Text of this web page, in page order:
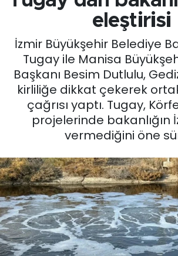
eleştirisi
İzmir Büyükşehir Belediye
Tugay ile Manisa
Başkanı Besim Dutlulu,
kirliliğe dikkat çekerek
çağrısı yaptı. Tugay,
projelerinde bakanlığın
vermediğini öne
EKONOMİ
English News
GÜNCEL
KÜLTÜR SANAT
MAGAZİN
POLİTİKA
SAĞLIK
Tüm Manşetler
Son Dakika Haberleri
Haber Arşivi